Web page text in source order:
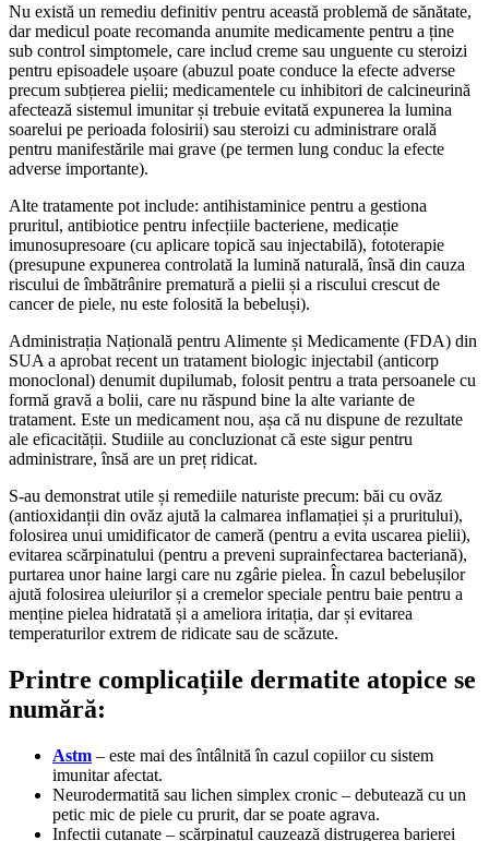
Nu există un remediu definitiv pentru această problemă de sănătate,
dar medicul poate recomanda anumite medicamente pentru a ține
sub control simptomele, care includ creme sau unguente cu steroizi
pentru episoadele ușoare (abuzul poate conduce la efecte adverse
precum subțierea pielii; medicamentele cu inhibitori de calcineurină
afectează sistemul imunitar și trebuie evitată expunerea la lumina
soarelui pe perioada folosirii) sau steroizi cu administrare orală
pentru manifestările mai grave (pe termen lung conduc la efecte
adverse importante).
Alte tratamente pot include: antihistaminice pentru a gestiona
pruritul, antibiotice pentru infecțiile bacteriene, medicație
imunosupresoare (cu aplicare topică sau injectabilă), fototerapie
(presupune expunerea controlată la lumină naturală, însă din cauza
riscului de îmbătrânire prematură a pielii și a riscului crescut de
cancer de piele, nu este folosită la bebeluși).
Administrația Națională pentru Alimente și Medicamente (FDA) din
SUA a aprobat recent un tratament biologic injectabil (anticorp
monoclonal) denumit dupilumab, folosit pentru a trata persoanele cu
formă gravă a bolii, care nu răspund bine la alte variante de
tratament. Este un medicament nou, așa că nu dispune de rezultate
ale eficacității. Studiile au concluzionat că este sigur pentru
administrare, însă are un preț ridicat.
S-au demonstrat utile și remediile naturiste precum: băi cu ovăz
(antioxidanții din ovăz ajută la calmarea inflamației și a pruritului),
folosirea unui umidificator de cameră (pentru a evita uscarea pielii),
evitarea scărpinatului (pentru a preveni suprainfectarea bacteriană),
purtarea unor haine largi care nu zgârie pielea. În cazul bebelușilor
ajută folosirea uleiurilor și a cremelor speciale pentru baie pentru a
menține pielea hidratată și a ameliora iritația, dar și evitarea
temperaturilor extrem de ridicate sau de scăzute.
Printre complicațiile dermatite atopice se
numără:
Astm – este mai des întâlnită în cazul copiilor cu sistem
imunitar afectat.
Neurodermatită sau lichen simplex cronic – debutează cu un
petic mic de piele cu prurit, dar se poate agrava.
Infecții cutanate – scărpinatul cauzează distrugerea barierei